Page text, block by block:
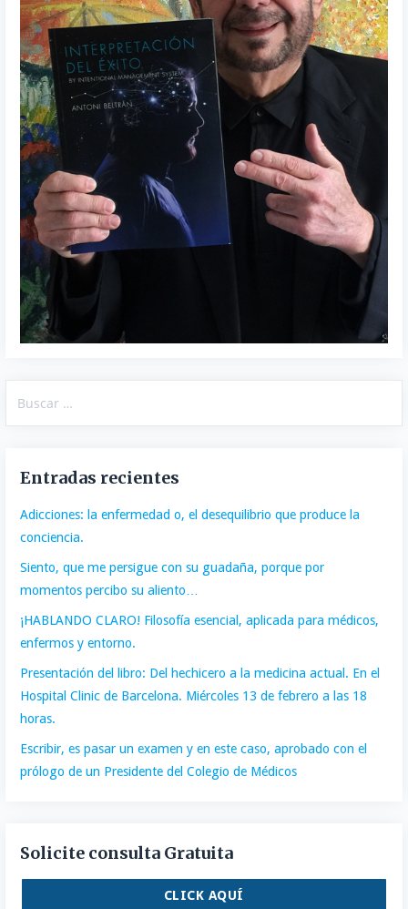
Entradas recientes
Adicciones: la enfermedad o, el desequilibrio que produce la
conciencia.
Siento, que me persigue con su guadaña, porque por
momentos percibo su aliento…
¡HABLANDO CLARO! Filosofía esencial, aplicada para médicos,
enfermos y entorno.
Presentación del libro: Del hechicero a la medicina actual. En el
Hospital Clinic de Barcelona. Miércoles 13 de febrero a las 18
horas.
Escribir, es pasar un examen y en este caso, aprobado con el
prólogo de un Presidente del Colegio de Médicos
Solicite consulta Gratuita
CLICK AQUÍ